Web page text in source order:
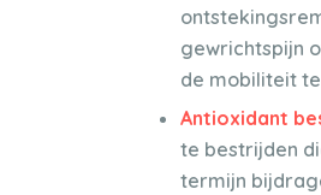
gewrichtspijn
de mobiliteit
Antioxidant
te bestrijden
termijn